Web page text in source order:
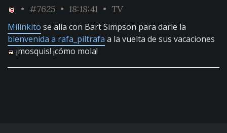
• #7625 • 18:18:41 • TV
Milinkito se alía con Bart Simpson para darle la
bienvenida a rafa_piltrafa a la vuelta de sus vacaciones
¡mosquis! ¡cómo mola!